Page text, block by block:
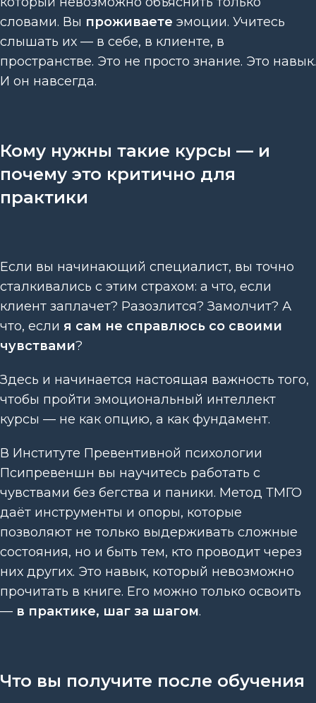
словами. Вы проживаете эмоции. Учитесь
слышать их — в себе, в клиенте, в
пространстве. Это не просто знание. Это навык.
И он навсегда.
Кому нужны такие курсы — и
почему это критично для
практики
Если вы начинающий специалист, вы точно
сталкивались с этим страхом: а что, если
клиент заплачет? Разозлится? Замолчит? А
что, если я сам не справлюсь со своими
чувствами?
Здесь и начинается настоящая важность того,
чтобы пройти эмоциональный интеллект
курсы — не как опцию, а как фундамент.
В Институте Превентивной психологии
Псипревеншн вы научитесь работать с
чувствами без бегства и паники. Метод ТМГО
даёт инструменты и опоры, которые
позволяют не только выдерживать сложные
состояния, но и быть тем, кто проводит через
них других. Это навык, который невозможно
прочитать в книге. Его можно только освоить
— в практике, шаг за шагом.
Что вы получите после обучения